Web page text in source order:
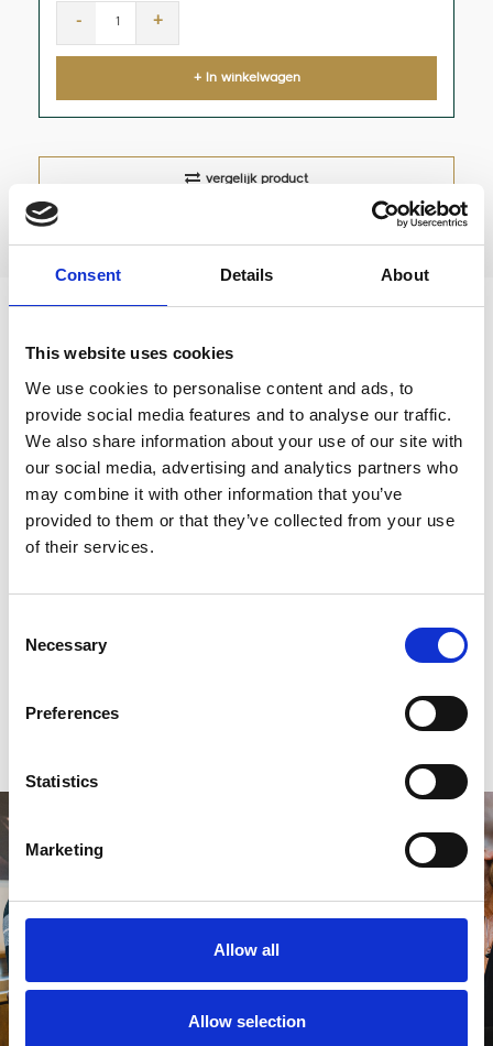
Consent Details About
This website uses cookies
We use cookies to personalise content and ads, to
provide social media features and to analyse our traffic.
We also share information about your use of our site with
our social media, advertising and analytics partners who
may combine it with other information that you’ve
provided to them or that they’ve collected from your use
of their services.
Selection
Necessary
Preferences
Statistics
Marketing
Allow all
Allow selection
- +
+ In winkelwagen
vergelijk product
ALUMINIUM TAMPER FLASH ø 58.5 mm
Een prettige tamper van kwaliteitsmerk Motta met
de perfecte pasvorm: 58,5 mm diameter.